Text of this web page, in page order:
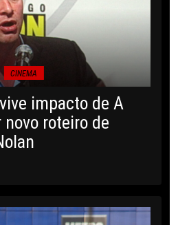
CINEMA
impacto de A
novo roteiro de